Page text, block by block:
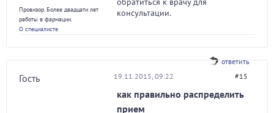
Провизор. Более двадцати лет
работы в фармации.
О специалисте
консультации.
ответить
Гость 19.11.2015, 09:22 #15
как правильно распределить
прием